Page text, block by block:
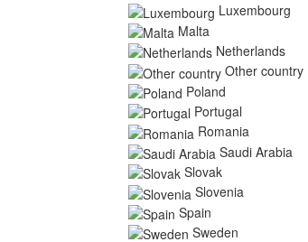
Luxembourg
Malta
Netherlands
Other country
Poland
Portugal
Romania
Saudi Arabia
Slovak
Slovenia
Spain
Sweden